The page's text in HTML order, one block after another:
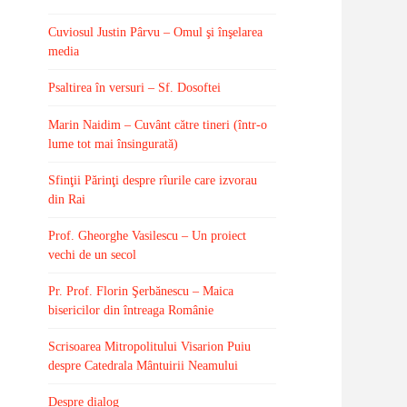
Cuviosul Justin Pârvu – Omul şi înşelarea
media
Psaltirea în versuri – Sf. Dosoftei
Marin Naidim – Cuvânt către tineri (într-o
lume tot mai însingurată)
Sfinţii Părinţi despre rîurile care izvorau
din Rai
Prof. Gheorghe Vasilescu – Un proiect
vechi de un secol
Pr. Prof. Florin Şerbănescu – Maica
bisericilor din întreaga Românie
Scrisoarea Mitropolitului Visarion Puiu
despre Catedrala Mântuirii Neamului
Despre dialog